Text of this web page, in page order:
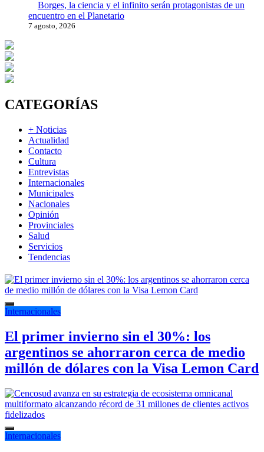
Borges, la ciencia y el infinito serán protagonistas de un
encuentro en el Planetario
7 agosto, 2026
CATEGORÍAS
+ Noticias
Actualidad
Contacto
Cultura
Entrevistas
Internacionales
Municipales
Nacionales
Opinión
Provinciales
Salud
Servicios
Tendencias
Internacionales
El primer invierno sin el 30%: los
argentinos se ahorraron cerca de medio
millón de dólares con la Visa Lemon Card
Internacionales